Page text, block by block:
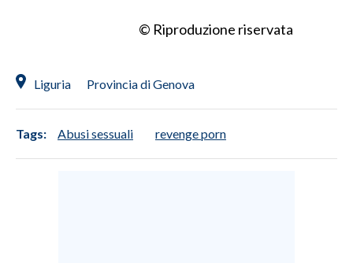
© Riproduzione riservata
Liguria Provincia di Genova
Tags: Abusi sessuali revenge porn